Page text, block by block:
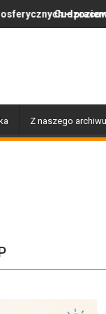
służba
lekceważył
Z naszego